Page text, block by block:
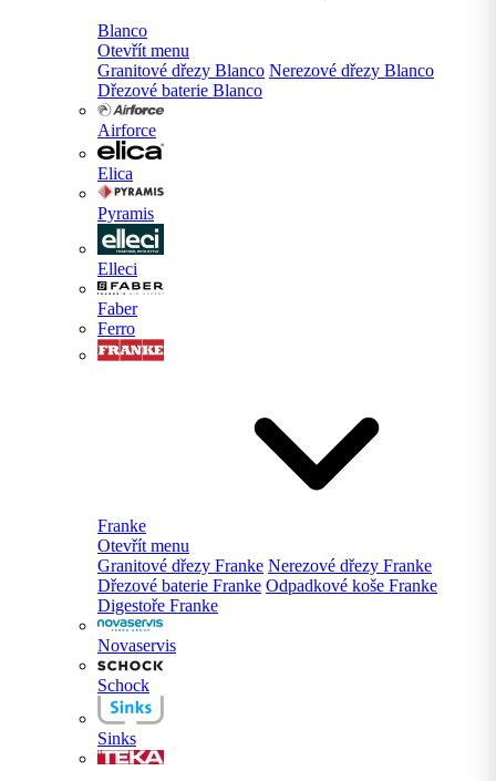
Blanco
Otevřít menu
Granitové dřezy Blanco Nerezové dřezy Blanco
Dřezové baterie Blanco
Airforce
Elica
Pyramis
Elleci
Faber
Ferro
Franke
Otevřít menu
Granitové dřezy Franke Nerezové dřezy Franke
Dřezové baterie Franke Odpadkové koše Franke
Digestoře Franke
Novaservis
Schock
Sinks